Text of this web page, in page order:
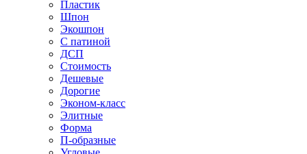
Пластик
Шпон
Экошпон
С патиной
ДСП
Стоимость
Дешевые
Дорогие
Эконом-класс
Элитные
Форма
П-образные